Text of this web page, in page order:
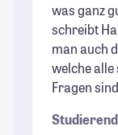
was ganz
schreibt
man auch
welche
Fragen